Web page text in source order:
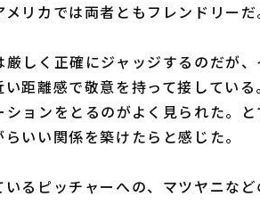
リカでは両者ともフレンドリーだ
しく正確にジャッジするのだが
距離感で敬意を持って接してい
ョンをとるのがよく見られた。
いい関係を築けたらと感じた。
るピッチャーへの、マツヤニな